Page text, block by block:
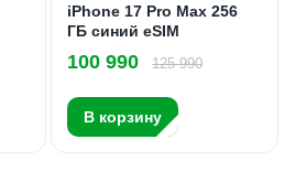
iPhone 17 Pro Max 256
ГБ синий eSIM
100 990 125 990
В корзину